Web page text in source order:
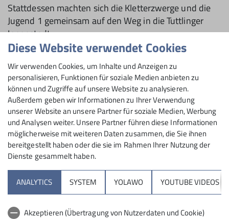
Stattdessen machten sich die Kletterzwerge und die
Jugend 1 gemeinsam auf den Weg in die Tuttlinger
Innenstadt.
Dort angekommen gab es für jede*n eine Kugel Eis im
Venezia.
Doch damit nicht genug: Um auch außerhalb der Halle
ein bisschen Kletter- und Höhenfeeling zu erleben,
stand anschließend ein Besuch des Glockenturms der
Stadtkirche auf dem Programm.
Nach rund 191 Stufen stand einer rundum-Aussicht
über Tuttlingen nichts mehr im Weg.
Trotz des schlechten Wetters konnten die Kinder von
67m Höhe weit über Tuttlingen hinaus sehen.
Diese Website verwendet Cookies
Wir verwenden Cookies, um Inhalte und Anzeigen zu
personalisieren, Funktionen für soziale Medien anbieten zu
können und Zugriffe auf unsere Website zu analysieren.
Außerdem geben wir Informationen zu Ihrer Verwendung
unserer Website an unsere Partner für soziale Medien, Werbung
und Analysen weiter. Unsere Partner führen diese Informationen
möglicherweise mit weiteren Daten zusammen, die Sie ihnen
bereitgestellt haben oder die sie im Rahmen Ihrer Nutzung der
Dienste gesammelt haben.
ANALYTICS SYSTEM YOLAWO YOUTUBE VIDEOS
Akzeptieren (Übertragung von Nutzerdaten und Cookie)